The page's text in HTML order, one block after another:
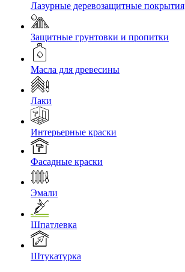
Лазурные деревозащитные покрытия
Защитные грунтовки и пропитки
Масла для древесины
Лаки
Интерьерные краски
Фасадные краски
Эмали
Шпатлевка
Штукатурка